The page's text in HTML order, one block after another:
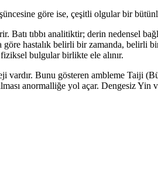
göre ise, çeşitli olgular bir
tıbbı analitiktir; derin nedensel
göre hastalık belirli bir zamanda,
bulgular birlikte ele alınır.
Bunu gösteren ambleme Taiji
anormalliğe yol açar. Dengesiz